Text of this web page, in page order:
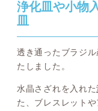
浄化皿や小物
皿
透き通ったブラジ
たしました。
水晶さざれを入れた
た、ブレスレット